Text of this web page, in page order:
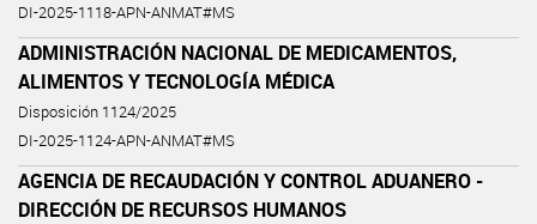
DI-2025-1118-APN-ANMAT#MS
ADMINISTRACIÓN NACIONAL DE MEDICAMENTOS,
ALIMENTOS Y TECNOLOGÍA MÉDICA
Disposición 1124/2025
DI-2025-1124-APN-ANMAT#MS
AGENCIA DE RECAUDACIÓN Y CONTROL ADUANERO -
DIRECCIÓN DE RECURSOS HUMANOS